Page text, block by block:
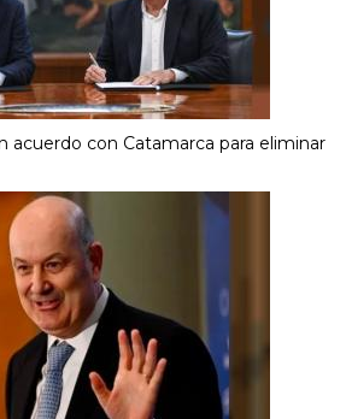
acuerdo con Catamarca para eliminar